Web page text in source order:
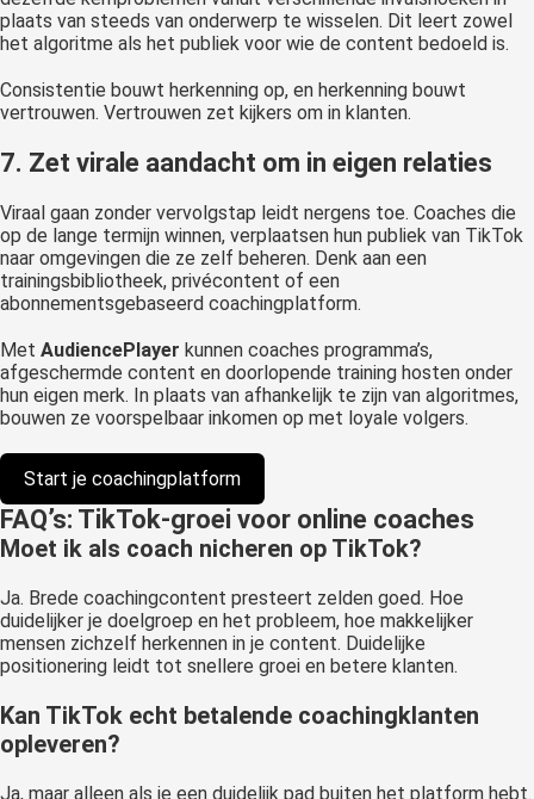
plaats van steeds van onderwerp te wisselen. Dit leert zowel
het algoritme als het publiek voor wie de content bedoeld is.
Consistentie bouwt herkenning op, en herkenning bouwt
vertrouwen. Vertrouwen zet kijkers om in klanten.
7. Zet virale aandacht om in eigen relaties
Viraal gaan zonder vervolgstap leidt nergens toe. Coaches die
op de lange termijn winnen, verplaatsen hun publiek van TikTok
naar omgevingen die ze zelf beheren. Denk aan een
trainingsbibliotheek, privécontent of een
abonnementsgebaseerd coachingplatform.
Met AudiencePlayer kunnen coaches programma’s,
afgeschermde content en doorlopende training hosten onder
hun eigen merk. In plaats van afhankelijk te zijn van algoritmes,
bouwen ze voorspelbaar inkomen op met loyale volgers.
Start je coachingplatform
FAQ’s: TikTok-groei voor online coaches
Moet ik als coach nicheren op TikTok?
Ja. Brede coachingcontent presteert zelden goed. Hoe
duidelijker je doelgroep en het probleem, hoe makkelijker
mensen zichzelf herkennen in je content. Duidelijke
positionering leidt tot snellere groei en betere klanten.
Kan TikTok echt betalende coachingklanten
opleveren?
Ja, maar alleen als je een duidelijk pad buiten het platform hebt.